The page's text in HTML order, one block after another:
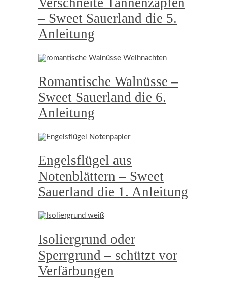
– Sweet Sauerland die 5.
Anleitung
Romantische Walnüsse –
Sweet Sauerland die 6.
Anleitung
Engelsflügel aus
Notenblättern – Sweet
Sauerland die 1. Anleitung
Isoliergrund oder
Sperrgrund – schützt vor
Verfärbungen